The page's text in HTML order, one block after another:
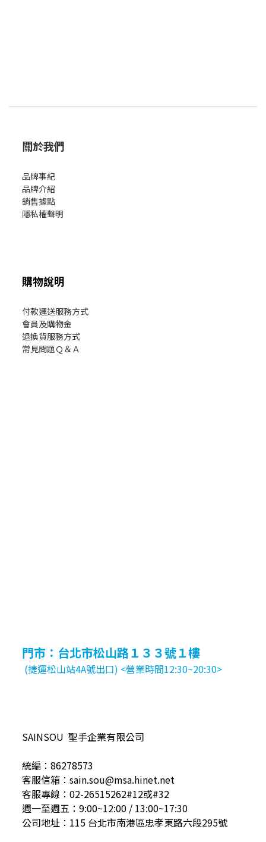
關於我們
品牌事紀
品牌介紹
銷售據點
隱私權聲明
購物說明
付款運送服務方式
會員及購物金
退換貨服務方式
常見問題Ｑ＆Ａ
門市：台北市松山路１３３號１樓
(捷運松山站4A號出口) <營業時間12:30~20:30>
SAINSOU 聖手企業有限公司
統編：86278573
客服信箱：sain.sou@msa.hinet.net
客服專線：02-26515262#12或#32
週一至週五：9:00~12:00 / 13:00~17:30
公司地址：115 台北市南港區忠孝東路六段295號